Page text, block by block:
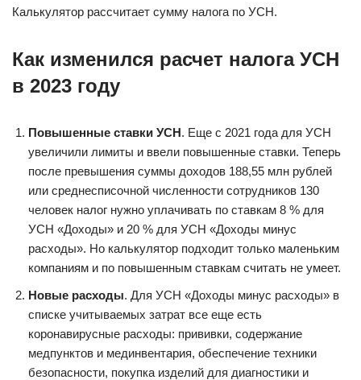
Калькулятор рассчитает сумму налога по УСН.
Как изменился расчет налога УСН
в 2023 году
Повышенные ставки УСН. Еще с 2021 года для УСН
увеличили лимиты и ввели повышенные ставки. Теперь
после превышения суммы доходов 188,55 млн рублей
или среднесписочной численности сотрудников 130
человек налог нужно уплачивать по ставкам 8 % для
УСН «Доходы» и 20 % для УСН «Доходы минус
расходы». Но калькулятор подходит только маленьким
компаниям и по повышенным ставкам считать не умеет.
Новые расходы. Для УСН «Доходы минус расходы» в
списке учитываемых затрат все еще есть
коронавирусные расходы: прививки, содержание
медпунктов и мединвентария, обеспечение техники
безопасности, покупка изделий для диагностики и